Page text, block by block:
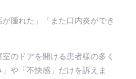
が腫れた」「また口内炎ができ
のドアを開ける患者様の多く
や「不快感」だけを訴えま